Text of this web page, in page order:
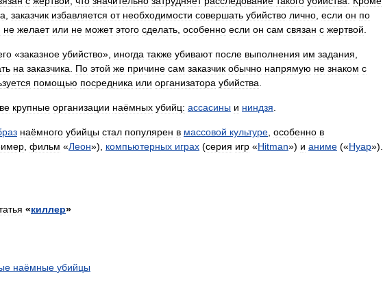
, заказчик избавляется от необходимости совершать убийство лично, если он по
не желает или не может этого сделать, особенно если он сам связан с жертвой.
«заказное убийство», иногда также убивают после выполнения им задания,
на заказчика. По этой же причине сам заказчик обычно напрямую не знаком с
помощью посредника или организатора убийства.
крупные организации наёмных убийц: ассасины и ниндзя.
наёмного убийцы стал популярен в массовой культуре, особенно в
, фильм «Леон»), компьютерных играх (серия игр «Hitman») и аниме («Нуар»).
«киллер»
наёмные убийцы